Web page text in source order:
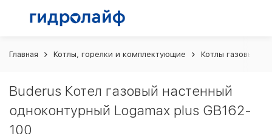
Главная Котлы, горелки и комплектующие Котлы газовые
Buderus Котел газовый настенный
одноконтурный Logamax plus GB162-
100